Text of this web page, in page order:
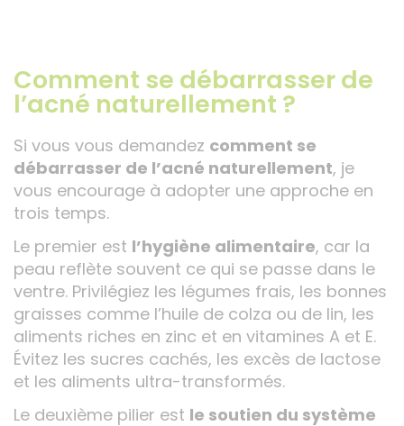
Comment se débarrasser de
l’acné naturellement ?
Si vous vous demandez comment se
débarrasser de l’acné naturellement, je
vous encourage à adopter une approche en
trois temps.
Le premier est l’hygiène alimentaire, car la
peau reflète souvent ce qui se passe dans le
ventre. Privilégiez les légumes frais, les bonnes
graisses comme l’huile de colza ou de lin, les
aliments riches en zinc et en vitamines A et E.
Évitez les sucres cachés, les excès de lactose
et les aliments ultra-transformés.
Le deuxième pilier est le soutien du système